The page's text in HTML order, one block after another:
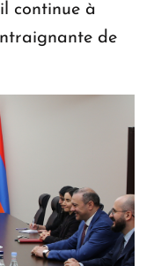
continue à
de